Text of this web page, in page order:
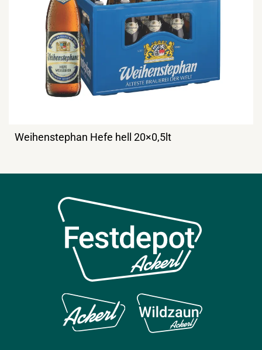
Weihenstephan Hefe hell 20×0,5lt